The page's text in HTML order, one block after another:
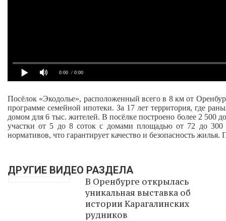
0:00 / 0:00
Посёлок «Экодолье», расположенный всего в 8 км от
программе семейной ипотеки. За 17 лет территория, где
домом для 6 тыс. жителей. В посёлке построено более 2 500
участки от 5 до 8 соток с домами площадью от 72 до
нормативов, что гарантирует качество и безопасность
ДРУГИЕ ВИДЕО РАЗДЕЛА
В Оренбурге открылась
уникальная выставка об
истории Карагалинских
рудников